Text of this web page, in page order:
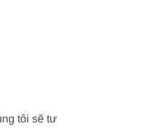
tôi sẽ tư